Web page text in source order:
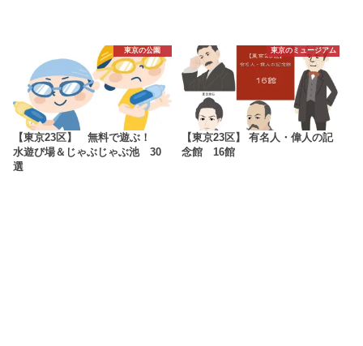
東京の公園
【東京23区】 無料で遊ぶ！
水遊び場＆じゃぶじゃぶ池 30
選
東京のミュージアム
【東京23区】 有名人・偉人の記
念館 16館